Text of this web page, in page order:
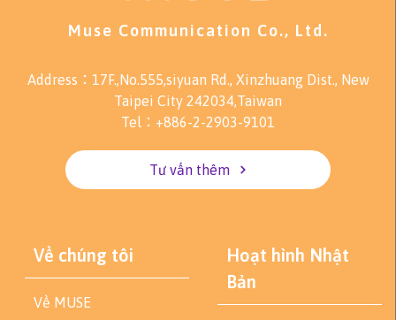
Muse Communication Co., Ltd.
Address：17F.,No.555,siyuan Rd., Xinzhuang Dist., New
Taipei City 242034,Taiwan
Tel：+886-2-2903-9101
Tư vấn thêm
Về chúng tôi
Về MUSE
Hoạt hình Nhật
Bản